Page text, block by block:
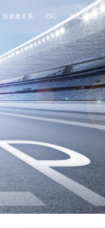
投资者关系 ESG 加入光峰